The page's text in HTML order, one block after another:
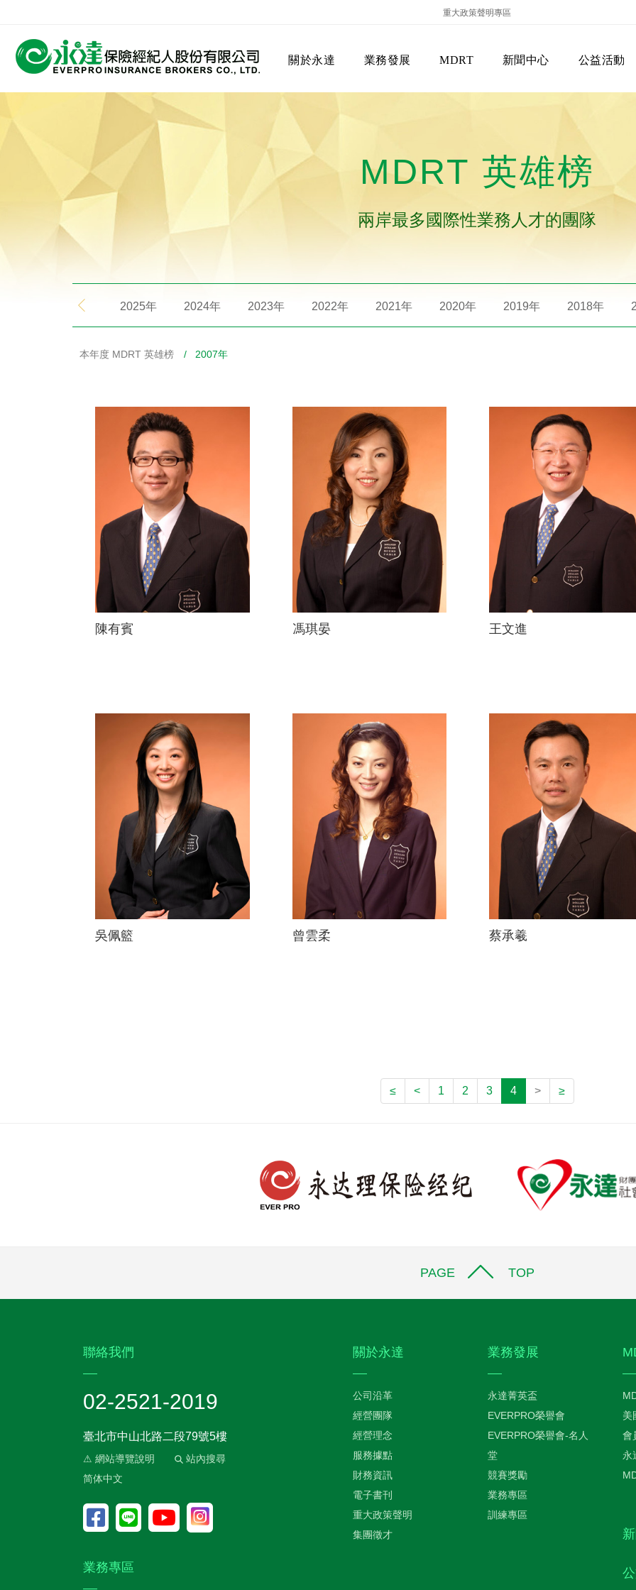
重大政策聲明專區
關於永達
關於永達
業務發展
業務發展
MDRT
MDRT
新聞中心 公益活動
客戶服務
網站連結
好康報報 洗錢防制暨打擊資恐
2025年 2024年 2023年 2022年 2021年 2020年 2019年 2018年
MDRT 英雄榜
兩岸最多國際性業務人才的團隊
本年度 MDRT 英雄榜 / 2007年
陳有賓 馮琪晏 王文進
吳佩籃 曾雲柔 蔡承羲
≤ < 1 2 3 4 > ≥
PAGE TOP
聯絡我們
02-2521-2019
臺北市中山北路二段79號5樓
⚠ 網站導覽說明
站內搜尋
简体中文
業務專區
關於永達
公司沿革
經營團隊
經營理念
服務據點
財務資訊
電子書刊
重大政策聲明
集團徵才
業務發展
永達菁英盃
EVERPRO榮譽會
EVERPRO榮譽會-名人
堂
競賽獎勵
業務專區
訓練專區
美
會
永